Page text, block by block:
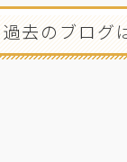
過去のブログ